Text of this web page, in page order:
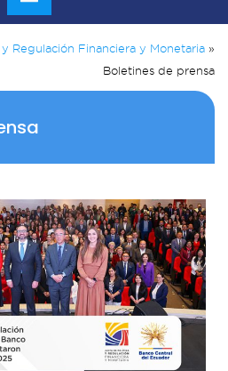
Regulación Financiera y Monetaria »
Boletines de prensa